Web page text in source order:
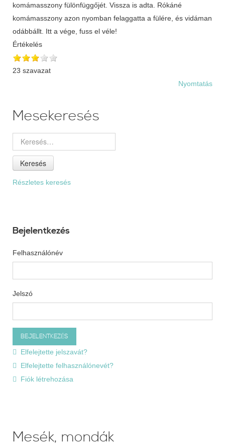
komámasszony fülönfüggőjét. Vissza is adta. Rókáné
komámasszony azon nyomban felaggatta a fülére, és vidáman
odábbállt. Itt a vége, fuss el véle!
Értékelés
23 szavazat
Nyomtatás
Mesekeresés
Keresés
Részletes keresés
Bejelentkezés
Felhasználónév
Jelszó
Elfelejtette jelszavát?
Elfelejtette felhasználónevét?
Fiók létrehozása
Mesék, mondák